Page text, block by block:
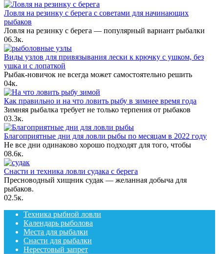
Ловля на резинку с берега с советами для начинающих
рыбаков
Ловля на резинку с берега — популярный вариант рыбалки
06.3к.
Виды узлов для привязывания лески к крючку с ушком, без
ушка и с лопаткой
Рыбак-новичок не всегда может самостоятельно решить
04к.
Как правильно и на что ловить рыбу в зимнее время года
Зимняя рыбалка требует не только терпения от рыбаков
03.3к.
Благоприятные дни для ловли рыбы по месяцам в 2022 году
Не все дни одинаково хорошо подходят для того, чтобы
08.6к.
Снасти и техника ловли судака с берега
Пресноводный хищник судак — желанная добыча для
рыбаков.
02.5к.
Техника рыбной ловли
Календарь рыболова
Места для рыбалки
Снасти для рыбалки
Нерестовый запрет